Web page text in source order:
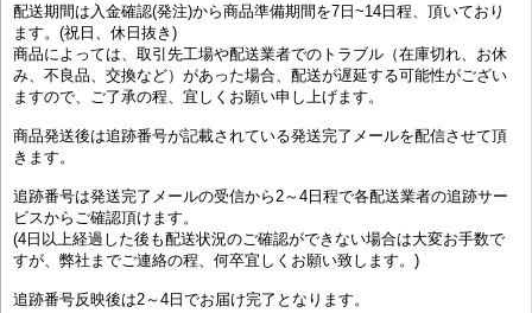
配送期間は入金確認(発注)から商品準備期間を7日~14日程、頂いており
ます。(祝日、休日抜き)
商品によっては、取引先工場や配送業者でのトラブル（在庫切れ、お休
み、不良品、交換など）があった場合、配送が遅延する可能性がござい
ますので、ご了承の程、宜しくお願い申し上げます。
商品発送後は追跡番号が記載されている発送完了メールを配信させて頂
きます。
追跡番号は発送完了メールの受信から2～4日程で各配送業者の追跡サー
ビスからご確認頂けます。
(4日以上経過した後も配送状況のご確認ができない場合は大変お手数で
すが、弊社までご連絡の程、何卒宜しくお願い致します。)
追跡番号反映後は2～4日でお届け完了となります。